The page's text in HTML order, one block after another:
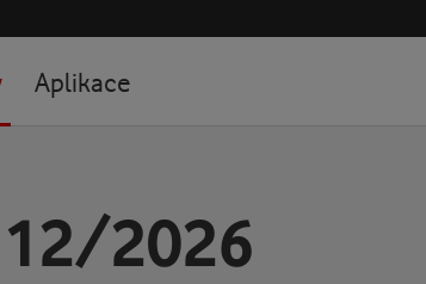
Aplikace
12/2026